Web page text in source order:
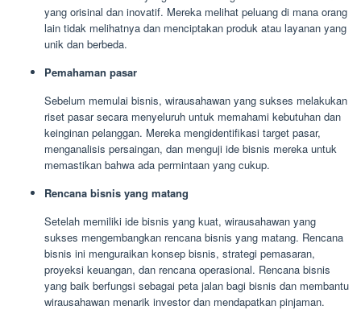
yang orisinal dan inovatif. Mereka melihat peluang di mana orang
lain tidak melihatnya dan menciptakan produk atau layanan yang
unik dan berbeda.
Pemahaman pasar
Sebelum memulai bisnis, wirausahawan yang sukses melakukan
riset pasar secara menyeluruh untuk memahami kebutuhan dan
keinginan pelanggan. Mereka mengidentifikasi target pasar,
menganalisis persaingan, dan menguji ide bisnis mereka untuk
memastikan bahwa ada permintaan yang cukup.
Rencana bisnis yang matang
Setelah memiliki ide bisnis yang kuat, wirausahawan yang
sukses mengembangkan rencana bisnis yang matang. Rencana
bisnis ini menguraikan konsep bisnis, strategi pemasaran,
proyeksi keuangan, dan rencana operasional. Rencana bisnis
yang baik berfungsi sebagai peta jalan bagi bisnis dan membantu
wirausahawan menarik investor dan mendapatkan pinjaman.